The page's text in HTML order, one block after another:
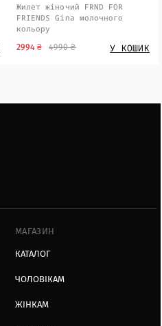
Жилет жiночий FRND FOR
FRIENDS Gina молочного
кольору
4990 ₴
2994 ₴ У КОШИК
МАГАЗИН
КАТАЛОГ
ЧОЛОВІКАМ
ЖІНКАМ